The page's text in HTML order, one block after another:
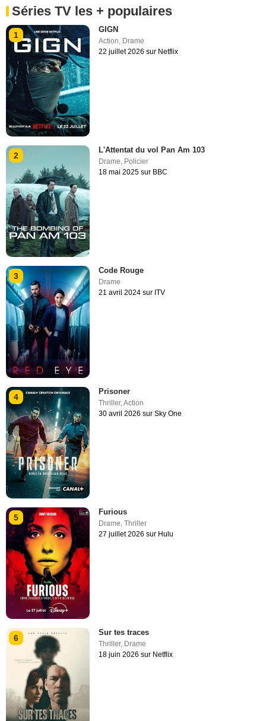
Séries TV les + populaires
1
GIGN
Action Drame
22 juillet 2026 sur Netflix
2
L'Attentat du vol Pan Am 103
Drame, Policier
18 mai 2025 sur BBC
3
Code Rouge
Drame
21 avril 2024 sur ITV
4
Prisoner
Thriller,Action
30 avril 2026 sur Sky One
5
Furious
Drame,Thriller
27 juillet 2026 sur Hulu
6
Sur tes traces
Thriller, Drame
18 juin 2026 sur Netflix